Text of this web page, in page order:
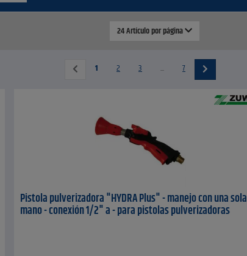
24 Artículo por página
1 2 3 ... 7
Pistola pulverizadora "HYDRA Plus" - manejo con una sola
mano - conexión 1/2" a - para pistolas pulverizadoras